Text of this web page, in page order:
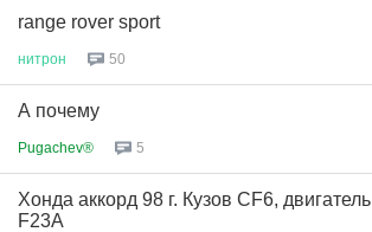
range rover sport
нитрон 50
А почему
Pugachev® 5
Хонда аккорд 98 г. Кузов CF6, двигатель
F23А